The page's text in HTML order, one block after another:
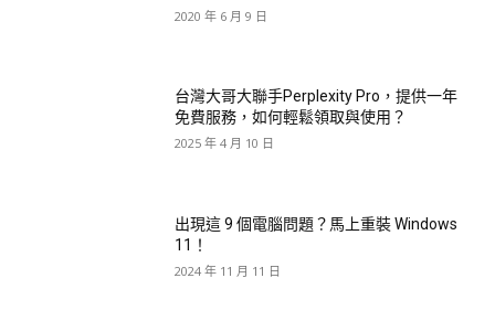
2020 年 6 月 9 日
台灣大哥大聯手Perplexity Pro，提供一年
免費服務，如何輕鬆領取與使用？
2025 年 4 月 10 日
出現這 9 個電腦問題？馬上重裝 Windows
11！
2024 年 11 月 11 日